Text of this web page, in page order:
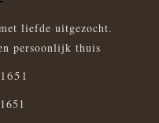
liefde uitgezocht.
persoonlijk thuis